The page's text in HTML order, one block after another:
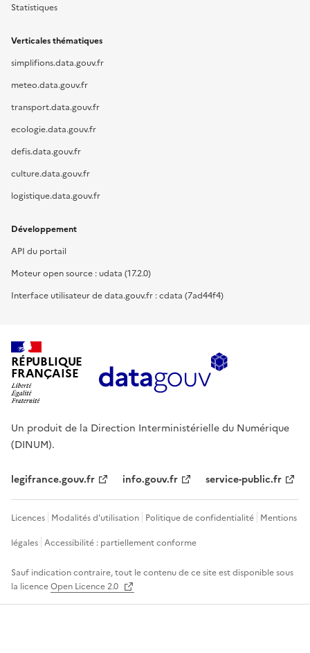
Statistiques
Verticales thématiques
simplifions.data.gouv.fr
meteo.data.gouv.fr
transport.data.gouv.fr
ecologie.data.gouv.fr
defis.data.gouv.fr
culture.data.gouv.fr
logistique.data.gouv.fr
Développement
API du portail
Moteur open source : udata (17.2.0)
Interface utilisateur de data.gouv.fr : cdata (7ad44f4)
RÉPUBLIQUE
FRANÇAISE
Un produit de la Direction Interministérielle du Numérique
(DINUM).
legifrance.gouv.fr info.gouv.fr service-public.fr
Licences Modalités d'utilisation Politique de confidentialité Mentions
légales Accessibilité : partiellement conforme
Sauf indication contraire, tout le contenu de ce site est disponible sous
la licenceOpen Licence 2.0